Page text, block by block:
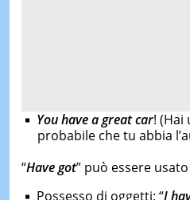
You have a great car! (Hai
probabile che tu abbia
“Have got” può essere
Possesso di oggetti: “I